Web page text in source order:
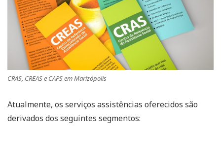
CRAS, CREAS e CAPS em Marizópolis
Atualmente, os serviços assistências oferecidos são
derivados dos seguintes segmentos: